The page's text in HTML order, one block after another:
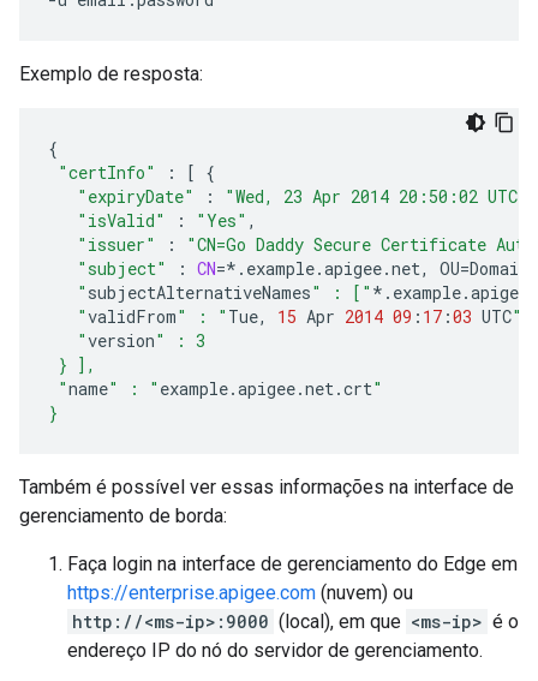
Exemplo de resposta:
{
"certInfo"
: [ {
"expiryDate"
: "Wed, 23 Apr 2014 20:50:02 UTC"
"isValid"
: "Yes" ,
"issuer"
:
"CN=Go Daddy Secure Certificate
"subject"
: CN=* . example.apigee.net, OU=Domain
   "
subjectAlternativeNames" : [" * . example.apigee
   "
validFrom" : " Tue, 15 Apr 2014 09 : 17 :03 UTC",
   "
version" : 3
} ],
"name" : " example.apigee.net.crt"
}
Também é possível ver essas informações na interface de
gerenciamento de borda:
Faça login na interface de gerenciamento do Edge em
https://enterprise.apigee.com (nuvem) ou
http://<ms-ip>:9000 (local), em que <ms-ip> é o
endereço IP do nó do servidor de gerenciamento.